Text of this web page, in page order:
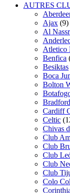
AUTRES
Ajax (9)
Al Nassr
Atletico
Benfica
Besiktas
Boca
Bolton
Cardiff
Celtic
Chivas
Club
Club
Club
Club
Club
Colo